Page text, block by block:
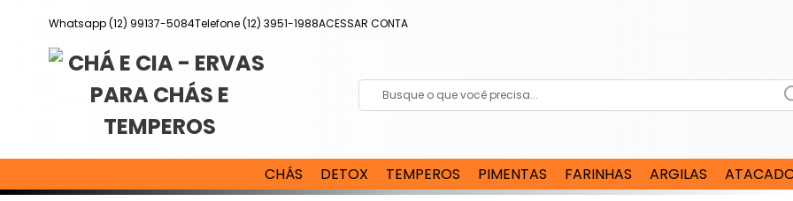
Whatsapp (12) 99137-5084Telefone (12) 3951-1988ACESSAR CONTA
CHÁS DETOX TEMPEROS PIMENTAS FARINHAS ARGILAS